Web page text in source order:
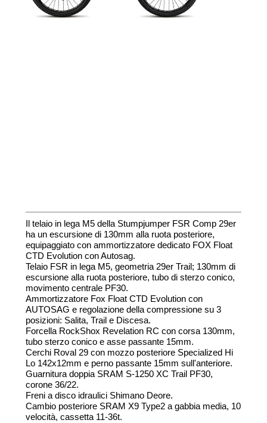
Il telaio in lega M5 della Stumpjumper FSR Comp 29er
ha un escursione di 130mm alla ruota posteriore,
equipaggiato con ammortizzatore dedicato FOX Float
CTD Evolution con Autosag.
Telaio FSR in lega M5, geometria 29er Trail; 130mm di
escursione alla ruota posteriore, tubo di sterzo conico,
movimento centrale PF30.
Ammortizzatore Fox Float CTD Evolution con
AUTOSAG e regolazione della compressione su 3
posizioni: Salita, Trail e Discesa.
Forcella RockShox Revelation RC con corsa 130mm,
tubo sterzo conico e asse passante 15mm.
Cerchi Roval 29 con mozzo posteriore Specialized Hi
Lo 142x12mm e perno passante 15mm sull'anteriore.
Guarnitura doppia SRAM S-1250 XC Trail PF30,
corone 36/22.
Freni a disco idraulici Shimano Deore.
Cambio posteriore SRAM X9 Type2 a gabbia media, 10
velocità, cassetta 11-36t.